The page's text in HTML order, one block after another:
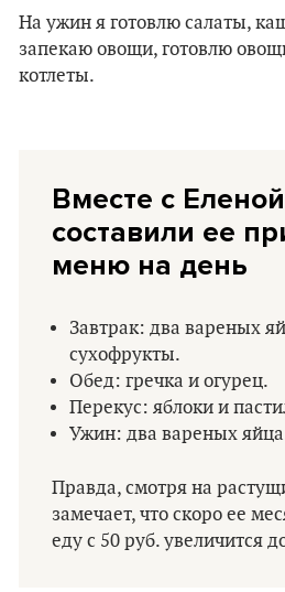
На ужин я готовлю салаты,
запекаю овощи, готовлю
котлеты.
Вместе с
составили ее
меню на день
Завтрак: два вареных
сухофрукты.
Обед: гречка и огурец.
Перекус: яблоки и
Ужин: два вареных
Правда, смотря на
замечает, что скоро ее
еду с 50 руб. увеличится